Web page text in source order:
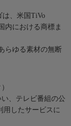
は、米国TiVo
内における商標ま
らゆる素材の無断
い、テレビ番組の公
用したサービスに